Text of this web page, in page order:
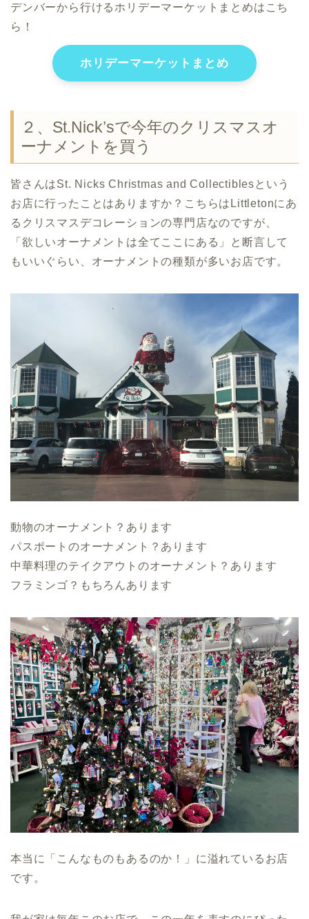
デンバーから行けるホリデーマーケットまとめはこち
ら！
ホリデーマーケットまとめ
２、St.Nick’sで今年のクリスマスオ
ーナメントを買う
皆さんはSt. Nicks Christmas and Collectiblesという
お店に行ったことはありますか？こちらはLittletonにあ
るクリスマスデコレーションの専門店なのですが、
「欲しいオーナメントは全てここにある」と断言して
もいいぐらい、オーナメントの種類が多いお店です。
動物のオーナメント？あります
パスポートのオーナメント？あります
中華料理のテイクアウトのオーナメント？あります
フラミンゴ？もちろんあります
本当に「こんなものもあるのか！」に溢れているお店
です。